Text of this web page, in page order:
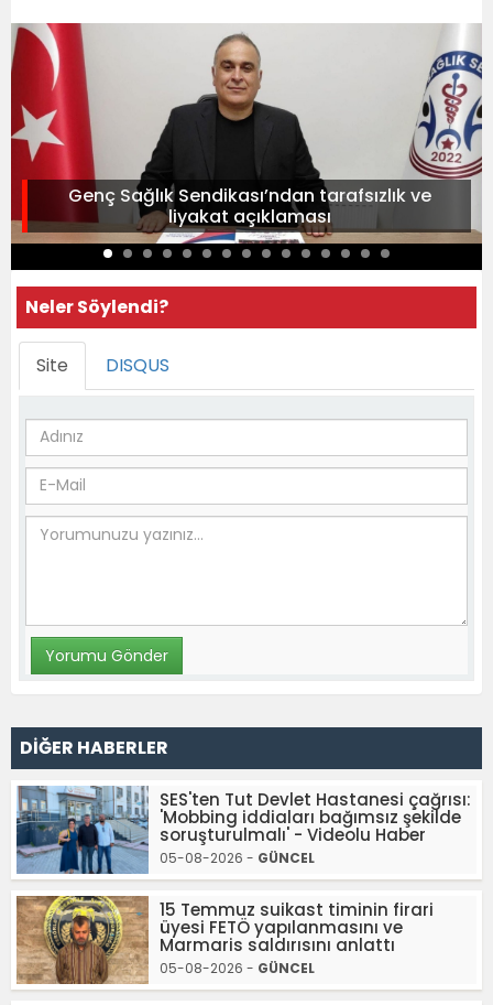
Genç Sağlık Sendikası’ndan tarafsızlık ve
liyakat açıklaması
Neler Söylendi?
Site DISQUS
DİĞER HABERLER
SES'ten Tut Devlet Hastanesi çağrısı:
'Mobbing iddiaları bağımsız şekilde
soruşturulmalı' - Videolu Haber
05-08-2026 - GÜNCEL
15 Temmuz suikast timinin firari
üyesi FETÖ yapılanmasını ve
Marmaris saldırısını anlattı
05-08-2026 - GÜNCEL